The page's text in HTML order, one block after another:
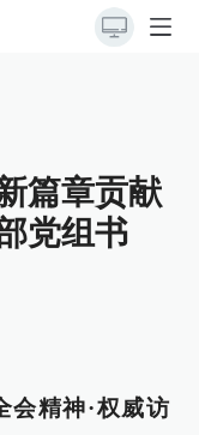
篇章贡献
党组书
会精神·权威访